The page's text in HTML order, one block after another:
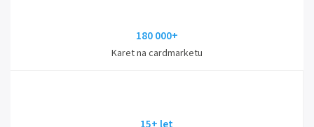
180 000+
Karet na cardmarketu